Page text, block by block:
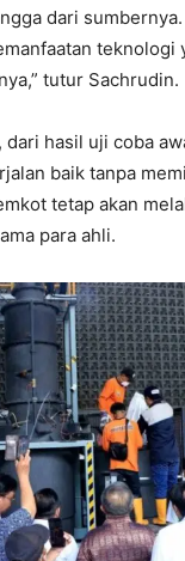
dari
teknologi
tutur Sachrudin.
dari hasil uji coba
baik tanpa
tetap akan
para ahli.